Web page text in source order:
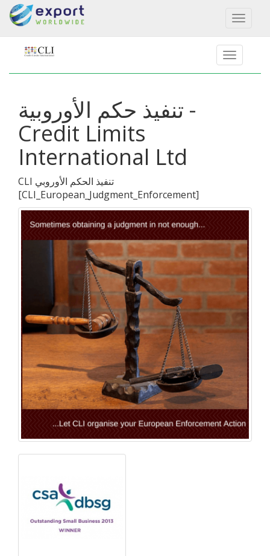
Toggle
تنفيذ حكم الأوروبية -
Credit Limits
International Ltd
CLI تنفيذ الحكم الأوروبي
[CLI_European_Judgment_Enforcement]